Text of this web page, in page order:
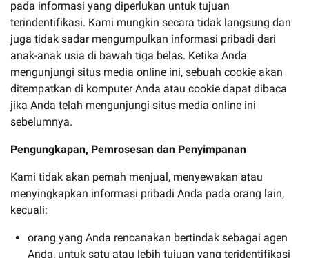
pada informasi yang diperlukan untuk tujuan
terindentifikasi. Kami mungkin secara tidak langsung dan
juga tidak sadar mengumpulkan informasi pribadi dari
anak-anak usia di bawah tiga belas. Ketika Anda
mengunjungi situs media online ini, sebuah cookie akan
ditempatkan di komputer Anda atau cookie dapat dibaca
jika Anda telah mengunjungi situs media online ini
sebelumnya.
Pengungkapan, Pemrosesan dan Penyimpanan
Kami tidak akan pernah menjual, menyewakan atau
menyingkapkan informasi pribadi Anda pada orang lain,
kecuali:
orang yang Anda rencanakan bertindak sebagai agen
Anda, untuk satu atau lebih tujuan yang teridentifikasi